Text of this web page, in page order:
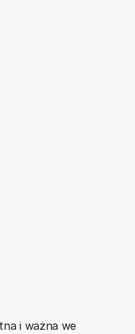
i ważna we